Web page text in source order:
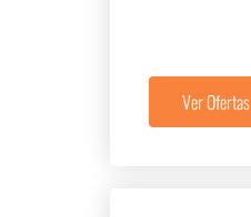
Ver Ofertas